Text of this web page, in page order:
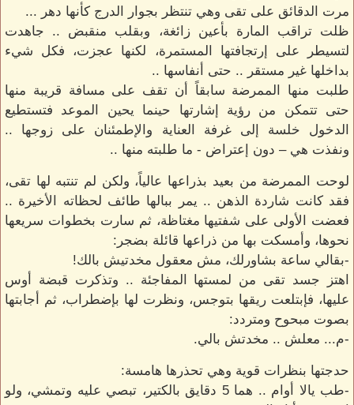
مرت الدقائق على تقى وهي تنتظر بجوار الدرج كأنها دهر ...
ظلت تراقب المارة بأعين زائغة، وبقلب منقبض .. جاهدت
لتسيطر على إرتجافتها المستمرة، لكنها عجزت، فكل شيء
بداخلها غير مستقر .. حتى أنفاسها ..
طلبت منها الممرضة سابقاً أن تقف على مسافة قريبة منها
حتى تتمكن من رؤية إشارتها حينما يحين الموعد فتستطيع
الدخول خلسة إلى غرفة العناية والإطمئنان على زوجها ..
ونفذت هي – دون إعتراض - ما طلبته منها ..
لوحت الممرضة من بعيد بذراعها عالياً، ولكن لم تنتبه لها تقى،
فقد كانت شاردة الذهن .. يمر ببالها طائف لحظاته الأخيرة ..
فعضت الأولى على شفتيها مغتاظة، ثم سارت بخطوات سريعها
نحوها، وأمسكت بها من ذراعها قائلة بضجر:
-بقالي ساعة بشاورلك، مش معقول مخدتيش بالك!
اهتز جسد تقى من لمستها المفاجئة .. وتذكرت قبضة أوس
عليها، فإبتلعت ريقها بتوجس، ونظرت لها بإضطراب، ثم أجابتها
بصوت مبحوح ومتردد:
-م... معلش .. مخدتش بالي.
حدجتها بنظرات قوية وهي تحذرها هامسة:
-طب يالا أوام .. هما 5 دقايق بالكتير، تبصي عليه وتمشي، ولو